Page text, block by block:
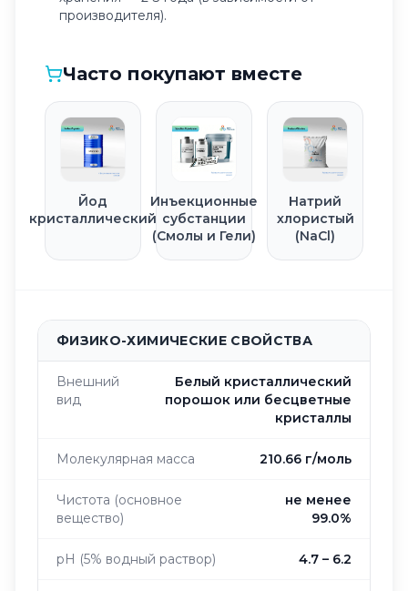
производителя).
Часто покупают вместе
Йод
кристаллический
Инъекционные
субстанции
(Смолы и Гели)
Натрий
хлористый
(NaCl)
ФИЗИКО-ХИМИЧЕСКИЕ СВОЙСТВА
Внешний
вид
Белый кристаллический
порошок или бесцветные
кристаллы
Молекулярная масса 210.66 г/моль
Чистота (основное
вещество)
не менее
99.0%
pH (5% водный раствор) 4.7 – 6.2